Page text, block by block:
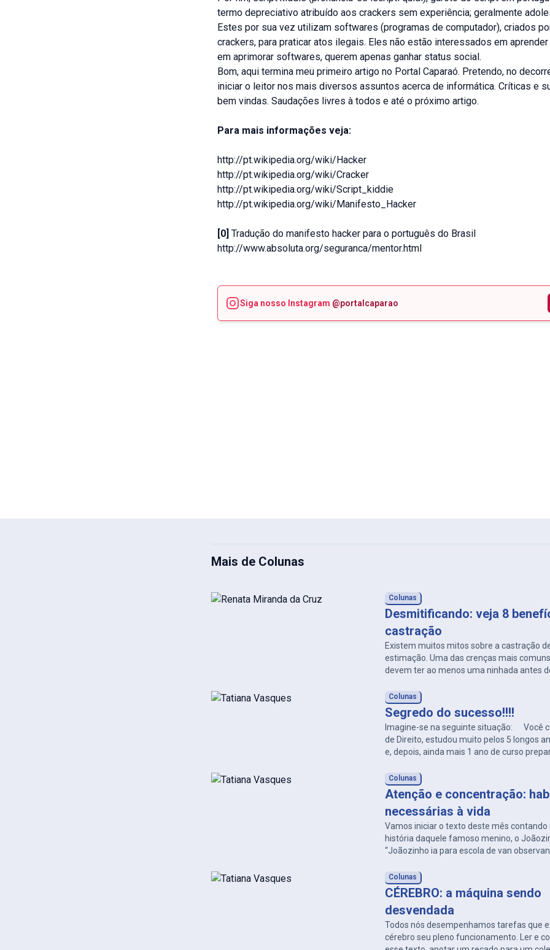
termo depreciativo atribuído aos crackers sem experiência; geralmente
Estes por sua vez utilizam softwares (programas de computador), criados
crackers, para praticar atos ilegais. Eles não estão interessados em
em aprimorar softwares, querem apenas ganhar status social.
Bom, aqui termina meu primeiro artigo no Portal Caparaó. Pretendo, no
iniciar o leitor nos mais diversos assuntos acerca de informática. Críticas e
bem vindas. Saudações livres à todos e até o próximo artigo.
Para mais informações veja:
http://pt.wikipedia.org/wiki/Hacker
http://pt.wikipedia.org/wiki/Cracker
http://pt.wikipedia.org/wiki/Script_kiddie
http://pt.wikipedia.org/wiki/Manifesto_Hacker
[0] Tradução do manifesto hacker para o português do Brasil
http://www.absoluta.org/seguranca/mentor.html
Siga nosso Instagram @portalcaparao
Mais de Colunas
Colunas
Desmitificando: veja 8
castração
Existem muitos mitos sobre a castração
estimação. Uma das crenças mais
devem ter ao menos uma ninhada antes
dos machos, crê-se que a castração torna
frustrado, pois não conseguiria mais
Colunas
Segredo do sucesso!!!!
Imagine-se na seguinte situação: Você
de Direito, estudou muito pelos 5 longos
e, depois, ainda mais 1 ano de curso
releu, grifou os textos e leis. Assim, tem
conteúdo, porém, no dia da […]
Colunas
Atenção e concentração:
necessárias à vida
Vamos iniciar o texto deste mês contando
história daquele famoso menino, o
“Joãozinho ia para escola de van
conversavam. Sempre que a conversa era
para ele, Joãozinho respondia: “Oi? Que
comigo? ” E os amigos caiam na
Colunas
CÉREBRO: a máquina sendo
desvendada
Todos nós desempenhamos tarefas que
cérebro seu pleno funcionamento. Ler e